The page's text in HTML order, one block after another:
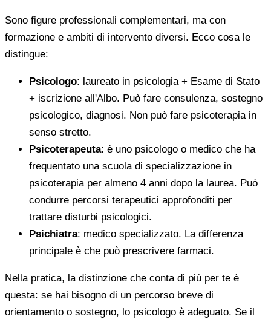
Sono figure professionali complementari, ma con
formazione e ambiti di intervento diversi. Ecco cosa le
distingue:
Psicologo: laureato in psicologia + Esame di Stato
+ iscrizione all'Albo. Può fare consulenza, sostegno
psicologico, diagnosi. Non può fare psicoterapia in
senso stretto.
Psicoterapeuta: è uno psicologo o medico che ha
frequentato una scuola di specializzazione in
psicoterapia per almeno 4 anni dopo la laurea. Può
condurre percorsi terapeutici approfonditi per
trattare disturbi psicologici.
Psichiatra: medico specializzato. La differenza
principale è che può prescrivere farmaci.
Nella pratica, la distinzione che conta di più per te è
questa: se hai bisogno di un percorso breve di
orientamento o sostegno, lo psicologo è adeguato. Se il